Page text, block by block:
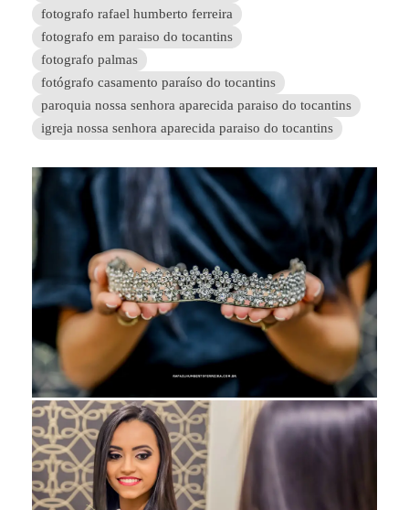
fotografo rafael humberto ferreira
fotografo em paraiso do tocantins
fotografo palmas
fotógrafo casamento paraíso do tocantins
paroquia nossa senhora aparecida paraiso do tocantins
igreja nossa senhora aparecida paraiso do tocantins